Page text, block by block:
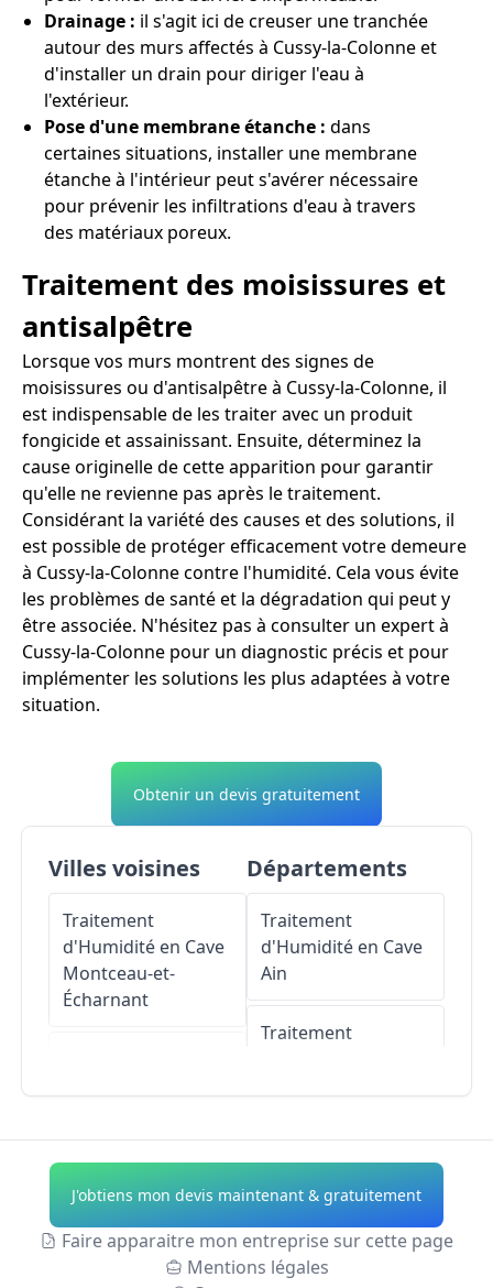
Drainage : il s'agit ici de creuser une tranchée
autour des murs affectés à Cussy-la-Colonne et
d'installer un drain pour diriger l'eau à
l'extérieur.
Pose d'une membrane étanche : dans
certaines situations, installer une membrane
étanche à l'intérieur peut s'avérer nécessaire
pour prévenir les infiltrations d'eau à travers
des matériaux poreux.
Traitement des moisissures et
antisalpêtre
Lorsque vos murs montrent des signes de
moisissures ou d'antisalpêtre à Cussy-la-Colonne, il
est indispensable de les traiter avec un produit
fongicide et assainissant. Ensuite, déterminez la
cause originelle de cette apparition pour garantir
qu'elle ne revienne pas après le traitement.
Considérant la variété des causes et des solutions, il
est possible de protéger efficacement votre demeure
à Cussy-la-Colonne contre l'humidité. Cela vous évite
les problèmes de santé et la dégradation qui peut y
être associée. N'hésitez pas à consulter un expert à
Cussy-la-Colonne pour un diagnostic précis et pour
implémenter les solutions les plus adaptées à votre
situation.
Obtenir un devis gratuitement
Villes voisines
Traitement
d'Humidité en Cave
Montceau-et-
Écharnant
d'Humidité en Cave
Saussey
Départements
Traitement
d'Humidité en Cave
Ain
Traitement
Traitement
Allier
Traitement
J'obtiens mon devis maintenant & gratuitement
Faire apparaitre mon entreprise sur cette page
Mentions légales